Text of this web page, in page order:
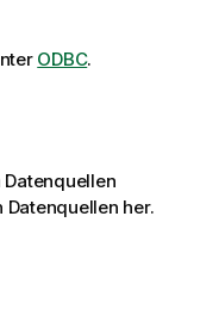
ODBC.
her.